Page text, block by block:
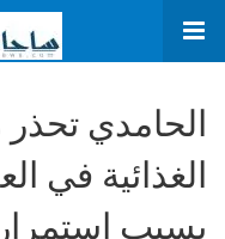
الحامدي
الغذائية في
بسبب